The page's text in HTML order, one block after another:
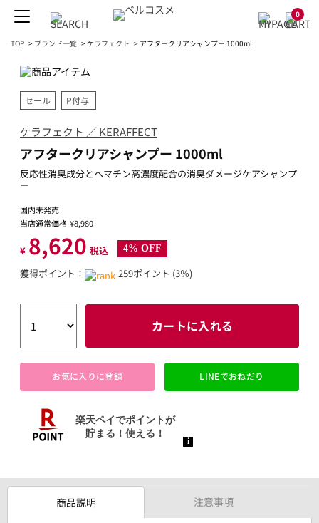
0
TOP > ブランド一覧 > ケラフェクト > アフタークリアシャンプー 1000ml
セール P付与
ケラフェクト ／ KERAFFECT
アフタークリアシャンプー 1000ml
反応性消臭成分とヘマチン高濃度配合の消臭ダメージケアシャンプ
ー
国内未発売
当店通常価格 ¥8,980
¥ 8,620 税込 4% OFF
獲得ポイント： 259ポイント (3％)
カートに入れる
お気に入りに登録 LINEでおねだり
商品説明 注意事項